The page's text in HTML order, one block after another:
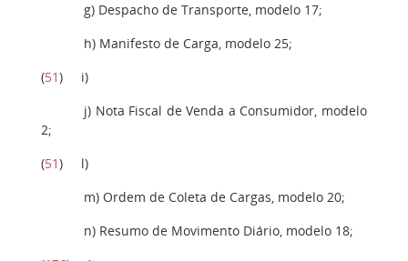
g) Despacho de Transporte, modelo 17;
h) Manifesto de Carga, modelo 25;
(51) i)
j) Nota Fiscal de Venda a Consumidor, modelo
2;
(51) l)
m) Ordem de Coleta de Cargas, modelo 20;
n) Resumo de Movimento Diário, modelo 18;